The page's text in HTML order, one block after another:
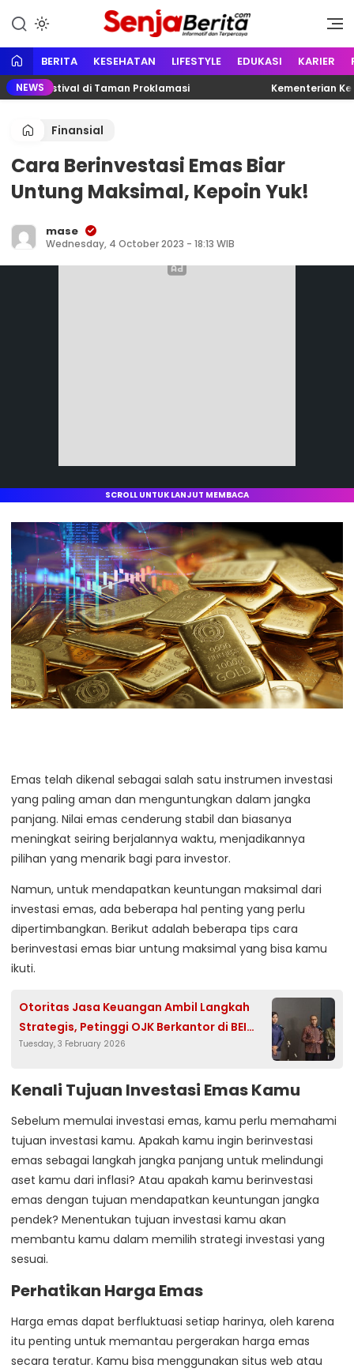
konten
Senja Berita
Portal media berita online yang
informatif, edukatif dan
terpercaya
BERITA KESEHATAN LIFESTYLE EDUKASI KARIER
NEWS
Festival di Taman Proklamasi Kementerian
Finansial
Cara Berinvestasi Emas Biar
Untung Maksimal, Kepoin Yuk!
mase
Wednesday, 4 October 2023 - 18:13 WIB
SCROLL UNTUK LANJUT MEMBACA
Emas telah dikenal sebagai salah satu instrumen investasi
yang paling aman dan menguntungkan dalam jangka
panjang. Nilai emas cenderung stabil dan biasanya
meningkat seiring berjalannya waktu, menjadikannya
pilihan yang menarik bagi para investor.
Namun, untuk mendapatkan keuntungan maksimal dari
investasi emas, ada beberapa hal penting yang perlu
dipertimbangkan. Berikut adalah beberapa tips cara
berinvestasi emas biar untung maksimal yang bisa kamu
ikuti.
Otoritas Jasa Keuangan Ambil Langkah
Strategis, Petinggi OJK Berkantor di BEI
untuk Percepatan Transformasi Pasar
Tuesday, 3 February 2026
Kenali Tujuan Investasi Emas Kamu
Sebelum memulai investasi emas, kamu perlu memahami
tujuan investasi kamu. Apakah kamu ingin berinvestasi
emas sebagai langkah jangka panjang untuk melindungi
aset kamu dari inflasi? Atau apakah kamu berinvestasi
emas dengan tujuan mendapatkan keuntungan jangka
pendek? Menentukan tujuan investasi kamu akan
membantu kamu dalam memilih strategi investasi yang
sesuai.
Perhatikan Harga Emas
Harga emas dapat berfluktuasi setiap harinya, oleh karena
itu penting untuk memantau pergerakan harga emas
secara teratur. Kamu bisa menggunakan situs web atau